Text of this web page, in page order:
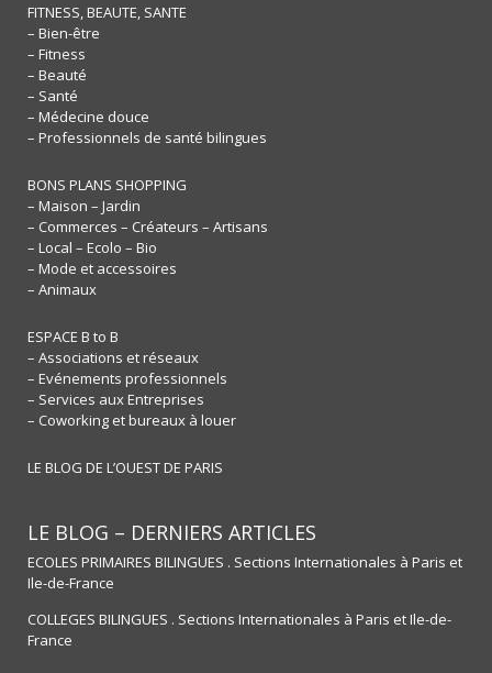
FITNESS, BEAUTE, SANTE
– Bien-être
– Fitness
– Beauté
– Santé
– Médecine douce
– Professionnels de santé bilingues
BONS PLANS SHOPPING
– Maison – Jardin
– Commerces – Créateurs – Artisans
– Local – Ecolo – Bio
– Mode et accessoires
– Animaux
ESPACE B to B
– Associations et réseaux
– Evénements professionnels
– Services aux Entreprises
– Coworking et bureaux à louer
LE BLOG DE L’OUEST DE PARIS
LE BLOG – DERNIERS ARTICLES
ECOLES PRIMAIRES BILINGUES . Sections Internationales à Paris et
Ile-de-France
COLLEGES BILINGUES . Sections Internationales à Paris et Ile-de-
France